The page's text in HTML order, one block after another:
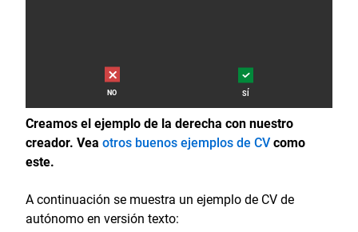
NO SÍ
Creamos el ejemplo de la derecha con nuestro
creador. Vea otros buenos ejemplos de CVcomo
este.
A continuación se muestra un ejemplo de CV de
autónomo en versión texto: